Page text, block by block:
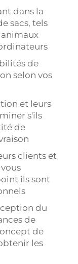
dans la
sacs, tels
de
selon vos
et leurs
s'ils
de
clients et
ils sont
du
de
de
les